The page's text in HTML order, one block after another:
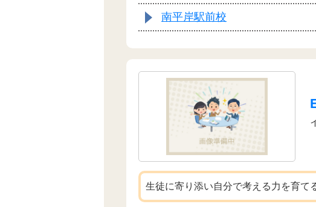
南平岸駅前校
生徒に寄り添い自分で考える力を育て